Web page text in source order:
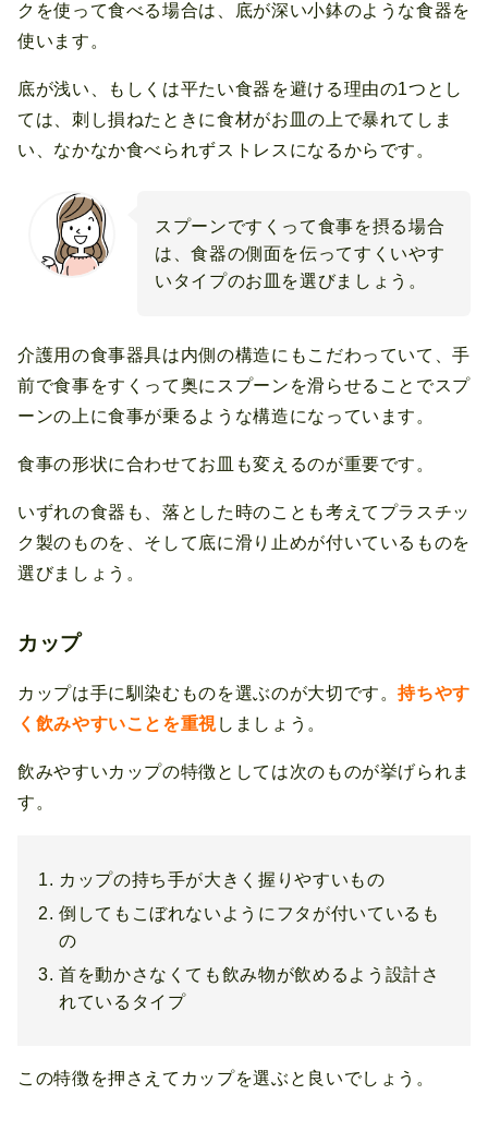
クを使って食べる場合は、底が深い小鉢のような食器を
使います。
底が浅い、もしくは平たい食器を避ける理由の1つとし
ては、刺し損ねたときに食材がお皿の上で暴れてしま
い、なかなか食べられずストレスになるからです。
スプーンですくって食事を摂る場合
は、食器の側面を伝ってすくいやす
いタイプのお皿を選びましょう。
介護用の食事器具は内側の構造にもこだわっていて、手
前で食事をすくって奥にスプーンを滑らせることでスプ
ーンの上に食事が乗るような構造になっています。
食事の形状に合わせてお皿も変えるのが重要です。
いずれの食器も、落とした時のことも考えてプラスチッ
ク製のものを、そして底に滑り止めが付いているものを
選びましょう。
カップ
カップは手に馴染むものを選ぶのが大切です。持ちやす
く飲みやすいことを重視しましょう。
飲みやすいカップの特徴としては次のものが挙げられま
す。
カップの持ち手が大きく握りやすいもの
倒してもこぼれないようにフタが付いているも
の
首を動かさなくても飲み物が飲めるよう設計さ
れているタイプ
この特徴を押さえてカップを選ぶと良いでしょう。